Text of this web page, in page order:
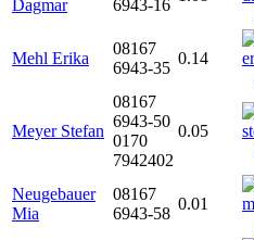
Dagmar
6943-16
Mehl Erika
08167
6943-35
0.14
Meyer Stefan
08167
6943-50
0170
7942402
0.05
Neugebauer
Mia
08167
6943-58
0.01